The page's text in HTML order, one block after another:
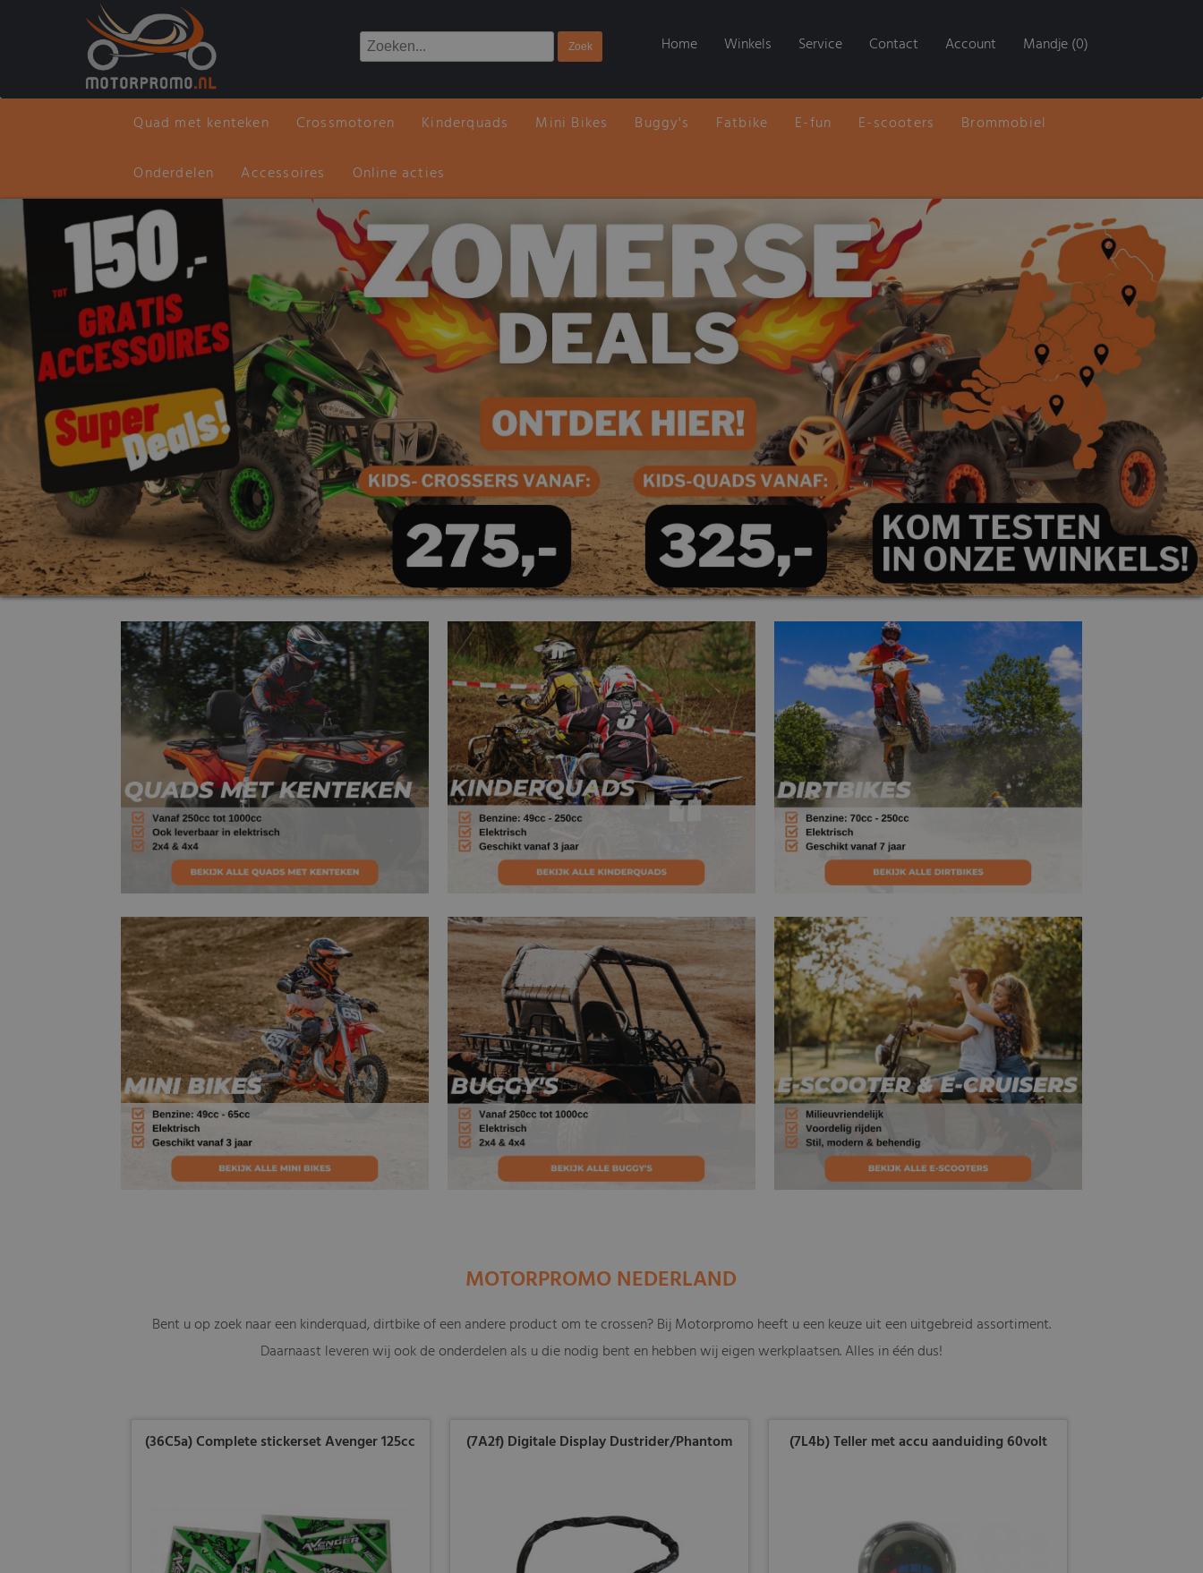
Home Winkels Service Contact Account Mandje (0)
Quad met kenteken Crossmotoren Kinderquads Mini Bikes Buggy's Fatbike E-fun E-scooters Brommobiel
Onderdelen Accessoires Online acties
MOTORPROMO NEDERLAND
Bent u op zoek naar een kinderquad, dirtbike of een andere product om te crossen? Bij Motorpromo heeft u een keuze uit een uitgebreid assortiment.
Daarnaast leveren wij ook de onderdelen als u die nodig bent en hebben wij eigen werkplaatsen. Alles in één dus!
(36C5a) Complete stickerset Avenger 125cc (7A2f) Digitale Display Dustrider/Phantom (7L4b) Teller met accu aanduiding 60volt